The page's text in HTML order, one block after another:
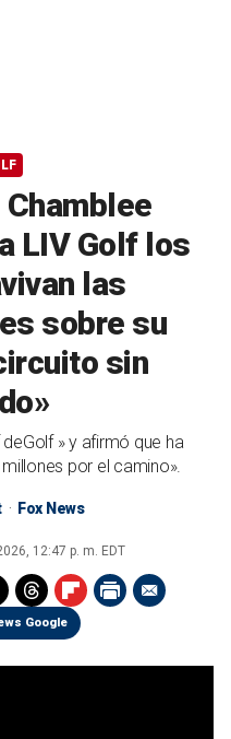
LIV Golf los
las
sobre su
sin
» y afirmó que ha
por el camino».
Fox News
12:47 p. m. EDT
Google